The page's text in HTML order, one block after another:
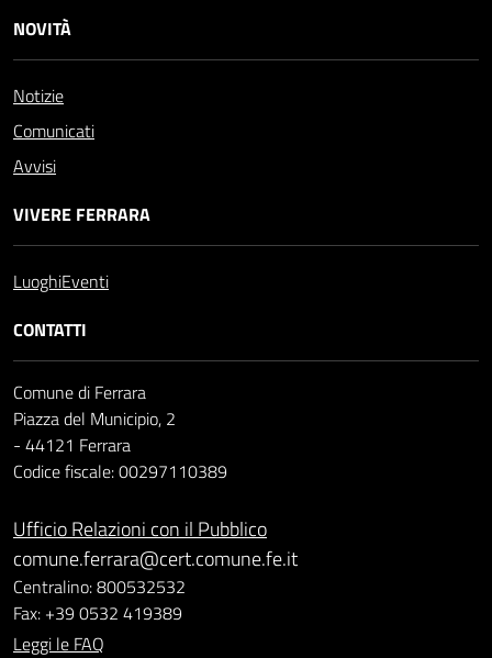
NOVITÀ
Notizie
Comunicati
Avvisi
VIVERE FERRARA
LuoghiEventi
CONTATTI
Comune di Ferrara
Piazza del Municipio, 2
- 44121 Ferrara
Codice fiscale: 00297110389
Ufficio Relazioni con il Pubblico
comune.ferrara@cert.comune.fe.it
Centralino: 800532532
Fax: +39 0532 419389
Leggi le FAQ